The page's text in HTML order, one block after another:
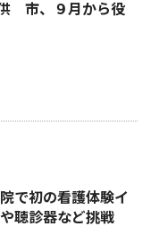
市、９月から役
で初の看護体験イ
聴診器など挑戦